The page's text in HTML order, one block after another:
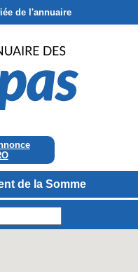
de l'annuaire
de la Somme